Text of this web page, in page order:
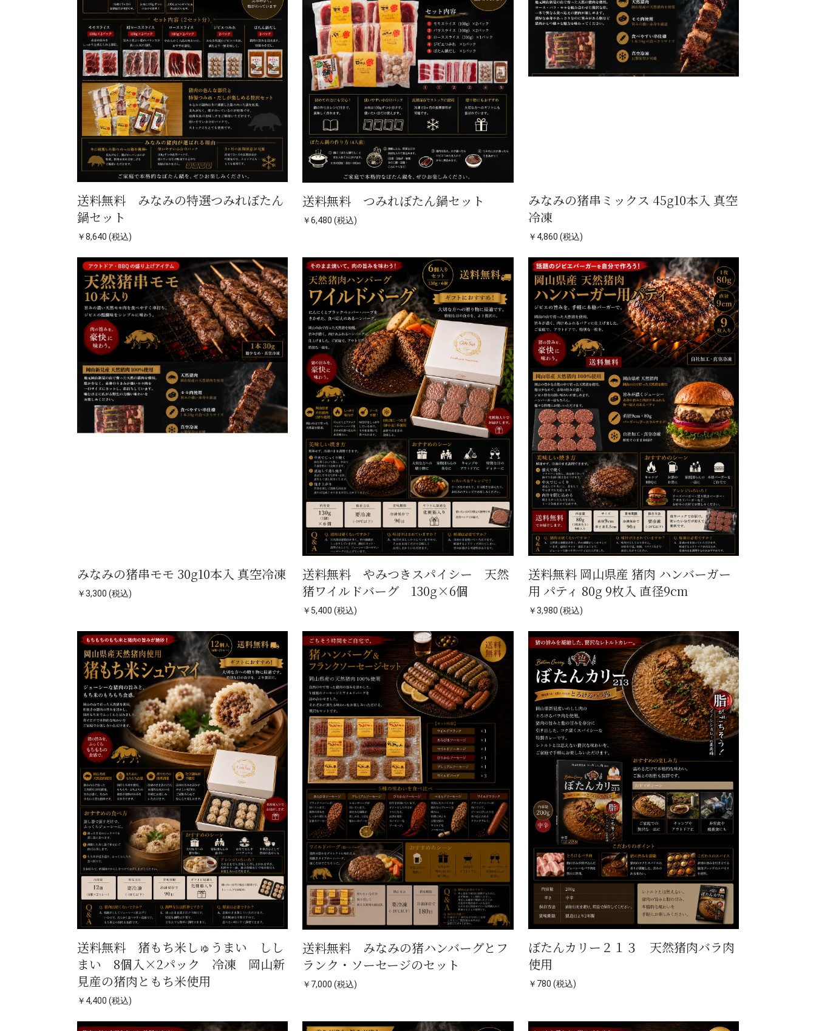
送料無料 みなみの特選つみれぼたん
鍋セット
￥8,640 (税込)
送料無料 つみれぼたん鍋セット
￥6,480 (税込)
みなみの猪串ミックス 45g10本入 真空
冷凍
￥4,860 (税込)
みなみの猪串モモ 30g10本入 真空冷凍
￥3,300 (税込)
送料無料 やみつきスパイシー 天然
猪ワイルドバーグ 130g×6個
￥5,400 (税込)
送料無料 岡山県産 猪肉 ハンバーガー
用 パティ 80g 9枚入 直径9cm
￥3,980 (税込)
送料無料 猪もち米しゅうまい しし
まい 8個入×2パック 冷凍 岡山新
見産の猪肉ともち米使用
￥4,400 (税込)
送料無料 みなみの猪ハンバーグとフ
ランク・ソーセージのセット
￥7,000 (税込)
ぼたんカリー２１３ 天然猪肉バラ肉
使用
￥780 (税込)